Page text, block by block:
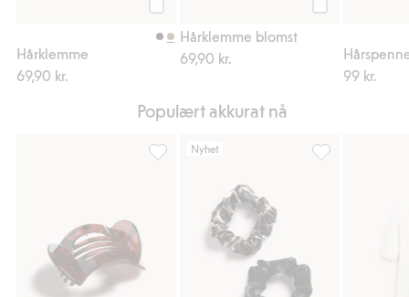
Hårklemme
69,90 kr.
Hårklemme blomst
69,90 kr.
99 kr.
Populært akkurat nå
Nyhet